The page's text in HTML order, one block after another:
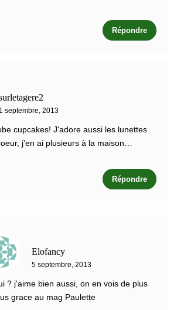
Répondre
1 septembre, 2013
cupcakes! J'adore aussi les lunettes
j'en ai plusieurs à la maison…
Répondre
Elofancy
5 septembre, 2013
? j'aime bien aussi, on en vois de plus
grace au mag Paulette